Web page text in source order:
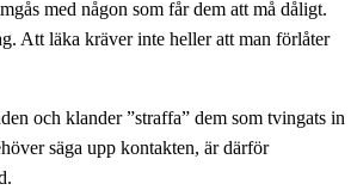
med någon som får dem att må dåligt.
Att läka kräver inte heller att man förlåter
och klander ”straffa” dem som tvingats in
säga upp kontakten, är därför